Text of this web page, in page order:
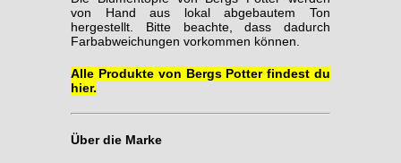
von Hand aus lokal abgebautem Ton
hergestellt. Bitte beachte, dass dadurch
Farbabweichungen vorkommen können.
Alle Produkte von Bergs Potter findest du
hier.
Über die Marke